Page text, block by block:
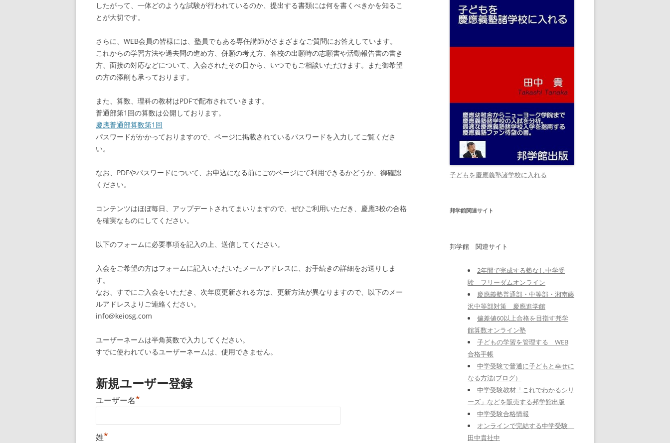
したがって、一体どのような試験が行われているのか、提出する書類には何を書くべきかを知るこ
とが大切です。
さらに、WEB会員の皆様には、塾員でもある専任講師がさまざまなご質問にお答えしています。
これからの学習方法や過去問の進め方、併願の考え方、各校の出願時の志願書や活動報告書の書き
方、面接の対応などについて、入会されたその日から、いつでもご相談いただけます。また御希望
の方の添削も承っております。
また、算数、理科の教材はPDFで配布されていきます。
普通部第1回の算数は公開しております。
慶應普通部算数第1回
パスワードがかかっておりますので、ページに掲載されているパスワードを入力してご覧くださ
い。
なお、PDFやパスワードについて、お申込になる前にごのページにて利用できるかどうか、御確認
ください。
コンテンツはほぼ毎日、アップデートされてまいりますので、ぜひご利用いただき、慶應3校の合格
を確実なものにしてください。
以下のフォームに必要事項を記入の上、送信してください。
入会をご希望の方はフォームに記入いただいたメールアドレスに、お手続きの詳細をお送りしま
す。
なお、すでにご入会をいただき、次年度更新される方は、更新方法が異なりますので、以下のメー
ルアドレスよりご連絡ください。
info@keiosg.com
ユーザーネームは半角英数で入力してください。
すでに使われているユーザーネームは、使用できません。
新規ユーザー登録
ユーザー名*
姓*
子どもを慶應義塾諸学校に入れる
邦学館関連サイト
邦学館 関連サイト
2年間で完成する塾なし中学受
験 フリーダムオンライン
慶應義塾普通部・中等部・湘南藤
沢中等部対策 慶應進学館
偏差値60以上合格を目指す邦学
館算数オンライン塾
子どもの学習を管理する WEB
合格手帳
中学受験で普通に子どもと幸せに
なる方法(ブログ）
中学受験教材「これでわかるシリ
ーズ」などを販売する邦学館出版
中学受験合格情報
オンラインで完結する中学受験
田中貴社中